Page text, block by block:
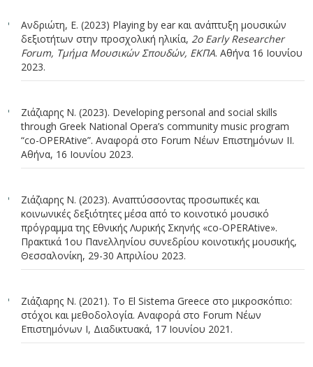
Ανδριώτη, Ε. (2023) Playing by ear και ανάπτυξη μουσικών
δεξιοτήτων στην προσχολική ηλικία, 2ο Early Researcher
Forum, Τμήμα Μουσικών Σπουδών, ΕΚΠΑ. Αθήνα 16 Iουνίου
2023.
Ζιάζιαρης Ν. (2023). Developing personal and social skills
through Greek National Opera’s community music program
“co-OPERAtive”. Αναφορά στο Forum Νέων Επιστημόνων ΙΙ.
Αθήνα, 16 Ιουνίου 2023.
Ζιάζιαρης Ν. (2023). Αναπτύσσοντας προσωπικές και
κοινωνικές δεξιότητες μέσα από το κοινοτικό μουσικό
πρόγραμμα της Εθνικής Λυρικής Σκηνής «co-OPERAtive».
Πρακτικά 1ου Πανελληνίου συνεδρίου κοινοτικής μουσικής,
Θεσσαλονίκη, 29-30 Απριλίου 2023.
Ζιάζιαρης Ν. (2021). Το El Sistema Greece στο μικροσκόπιο:
στόχοι και μεθοδολογία. Αναφορά στο Forum Νέων
Επιστημόνων Ι, Διαδικτυακά, 17 Ιουνίου 2021.